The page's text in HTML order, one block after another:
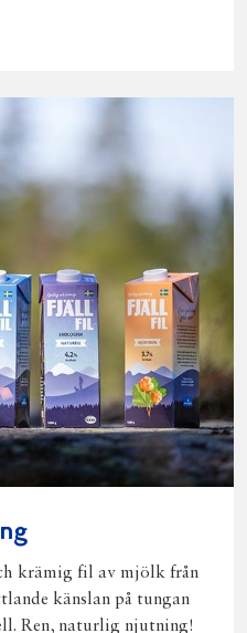
krämig fil av mjölk från
känslan på tungan
Ren, naturlig njutning!